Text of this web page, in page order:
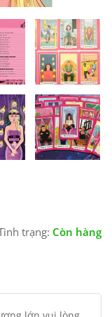
trạng: Còn hàng